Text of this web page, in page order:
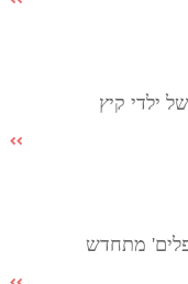
ילדי קיץ
מתחדש